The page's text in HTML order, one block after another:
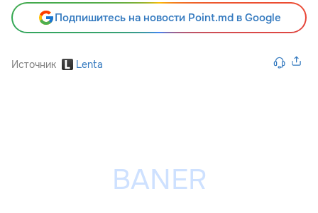
Подпишитесь на новости Point.md в Google
Источник Lenta